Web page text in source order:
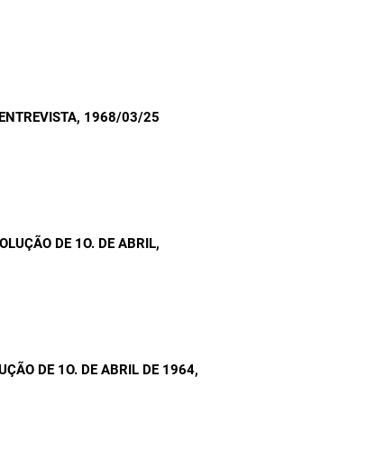
, 1968/03/25
DE 1O. DE ABRIL,
DE 1O. DE ABRIL DE 1964,